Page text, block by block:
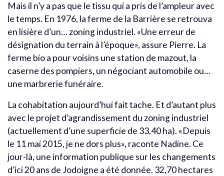
Mais il n’y a pas que le tissu qui a pris de l’ampleur avec
le temps. En 1976, la ferme de la Barrière se retrouva
en lisière d’un… zoning industriel. «Une erreur de
désignation du terrain à l’époque», assure Pierre. La
ferme bio a pour voisins une station de mazout, la
caserne des pompiers, un négociant automobile ou…
une marbrerie funéraire.
La cohabitation aujourd’hui fait tache. Et d’autant plus
avec le projet d’agrandissement du zoning industriel
(actuellement d’une superficie de 33,40 ha). «Depuis
le 11 mai 2015, je ne dors plus», raconte Nadine. Ce
jour-là, une information publique sur les changements
d’ici 20 ans de Jodoigne a été donnée. 32,70 hectares